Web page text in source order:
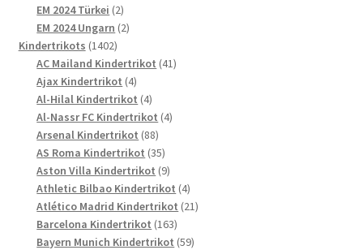
EM 2024 Türkei 22
Produkte
EM 2024 Ungarn 22
Kindertrikots 14021402
Produkte
AC Mailand Kindertrikot 4141
Ajax Kindertrikot 44
Produkte
Al-Hilal Kindertrikot 44
Produkte
Al-Nassr FC Kindertrikot 44
Arsenal Kindertrikot 8888
Produkte
AS Roma Kindertrikot 3535
Produkte
Aston Villa Kindertrikot 99
Produkte
Athletic Bilbao Kindertrikot 44
Produkte
Atlético Madrid Kindertrikot 2121
Barcelona Kindertrikot 163163
Produkte
Bayern Munich Kindertrikot 5959